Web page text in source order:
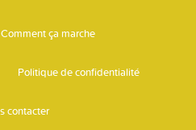
Comment ça marche
Politique de confidentialité
contacter